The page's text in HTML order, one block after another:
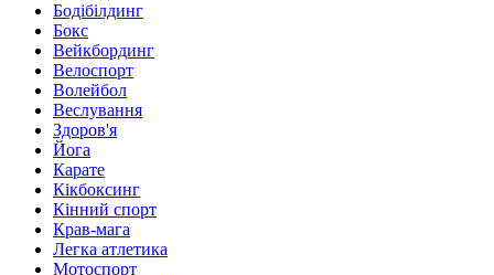
Бодібілдинг
Бокс
Вейкбординг
Велоспорт
Волейбол
Веслування
Здоров'я
Йога
Карате
Кікбоксинг
Кінний спорт
Крав-мага
Легка атлетика
Мотоспорт